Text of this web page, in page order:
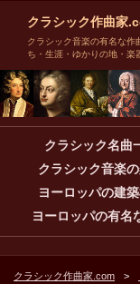
クラシック作曲家
クラシック音楽の有名な作
ち・生涯・ゆかりの地・楽
クラシック名曲
クラシック音楽
ヨーロッパの建
ヨーロッパの有名
クラシック作曲家.com